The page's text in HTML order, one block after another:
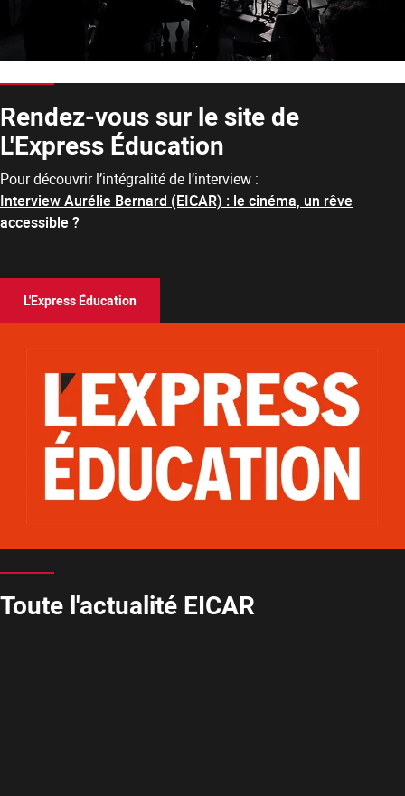
Rendez-vous sur le site de
L'Express Éducation
Pour découvrir l’intégralité de l’interview :
Interview Aurélie Bernard (EICAR) : le cinéma, un rêve
accessible ?
L'Express Éducation
Toute l'actualité EICAR